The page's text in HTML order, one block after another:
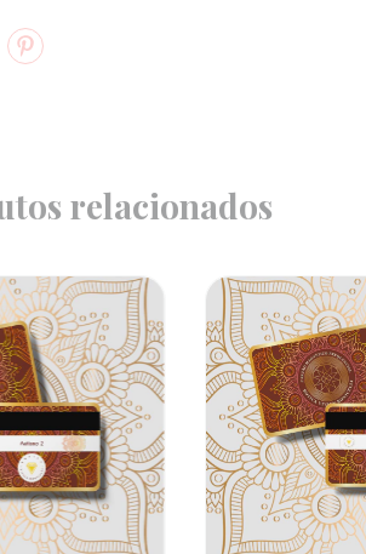
relacionados